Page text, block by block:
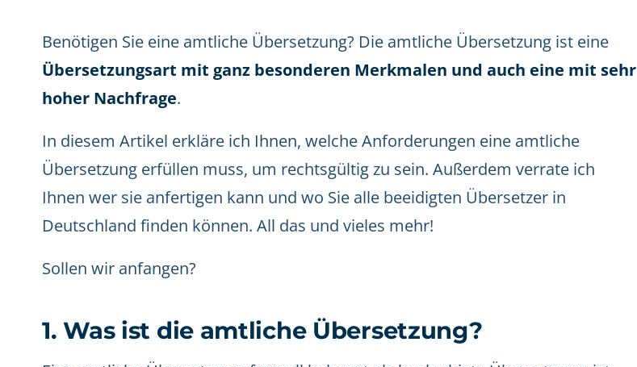
Benötigen Sie eine amtliche Übersetzung? Die amtliche Übersetzung ist eine
Übersetzungsart mit ganz besonderen Merkmalen und auch eine mit sehr
hoher Nachfrage.
In diesem Artikel erkläre ich Ihnen, welche Anforderungen eine amtliche
Übersetzung erfüllen muss, um rechtsgültig zu sein. Außerdem verrate ich
Ihnen wer sie anfertigen kann und wo Sie alle beeidigten Übersetzer in
Deutschland finden können. All das und vieles mehr!
Sollen wir anfangen?
1. Was ist die amtliche Übersetzung?